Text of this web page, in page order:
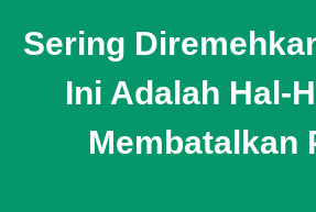
Sering
Ini Adalah Hal-
Membatalkan